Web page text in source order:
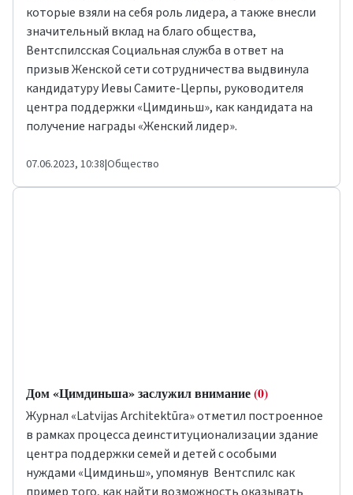
которые взяли на себя роль лидера, а также внесли
значительный вклад на благо общества,
Вентспилсская Cоциальная служба в ответ на
призыв Женской сети сотрудничества выдвинула
кандидатуру Иевы Самите-Церпы, руководителя
центра поддержки «Цимдиньш», как кандидата на
получение награды «Женский лидер».
07.06.2023, 10:38|Общество
Дом «Цимдиньша» заслужил внимание(0)
Журнал «Latvijas Architektūra» отметил построенное
в рамках процесса деинституционализации здание
центра поддержки семей и детей с особыми
нуждами «Цимдиньш», упомянув Вентспилс как